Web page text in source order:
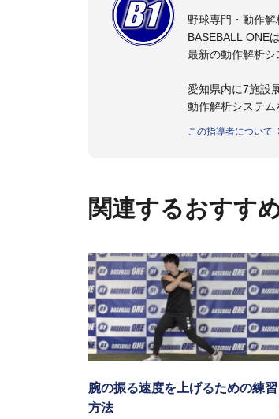
野球専門・動作解
BASEBALL ONEは
最新の動作解析シ
愛知県内に7施設
動作解析システム
この指導者について
関連するおすす
腕の振る速度を上げるための練習
方法